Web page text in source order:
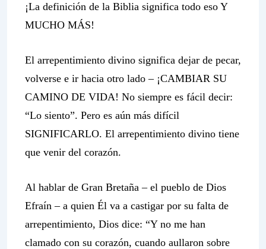
¡La definición de la Biblia significa todo eso Y
MUCHO MÁS!
El arrepentimiento divino significa dejar de pecar,
volverse e ir hacia otro lado – ¡CAMBIAR SU
CAMINO DE VIDA! No siempre es fácil decir:
“Lo siento”. Pero es aún más difícil
SIGNIFICARLO. El arrepentimiento divino tiene
que venir del corazón.
Al hablar de Gran Bretaña – el pueblo de Dios
Efraín – a quien Él va a castigar por su falta de
arrepentimiento, Dios dice: “Y no me han
clamado con su corazón, cuando aullaron sobre